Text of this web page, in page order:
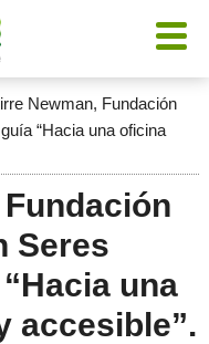
Newman, Fundación
“Hacia una oficina
Seres
una
accesible”.